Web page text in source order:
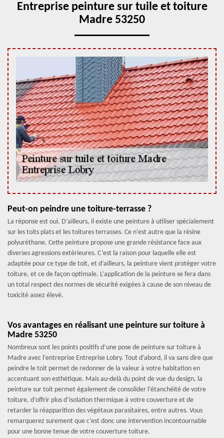
Entreprise peinture sur tuile et toiture
Madre 53250
Peut-on peindre une toiture-terrasse ?
La réponse est oui. D’ailleurs, il existe une peinture à utiliser spécialement
sur les toits plats et les toitures terrasses. Ce n’est autre que la résine
polyuréthane. Cette peinture propose une grande résistance face aux
diverses agressions extérieures. C’est la raison pour laquelle elle est
adaptée pour ce type de toit, et d’ailleurs, la peinture vient protéger votre
toiture, et ce de façon optimale. L’application de la peinture se fera dans
un total respect des normes de sécurité exigées à cause de son niveau de
toxicité assez élevé.
Vos avantages en réalisant une peinture sur toiture à
Madre 53250
Nombreux sont les points positifs d’une pose de peinture sur toiture à
Madre avec l’entreprise Entreprise Lobry. Tout d’abord, il va sans dire que
peindre le toit permet de redonner de la valeur à votre habitation en
accentuant son esthétique. Mais au-delà du point de vue du design, la
peinture sur toit permet également de consolider l’étanchéité de votre
toiture, d’offrir plus d’isolation thermique à votre couverture et de
retarder la réapparition des végétaux parasitaires, entre autres. Vous
remarquerez surement que c’est donc une intervention incontournable
pour une bonne tenue de votre couverture toiture.